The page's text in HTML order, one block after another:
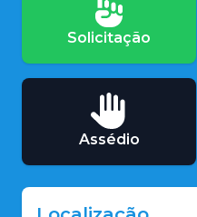
Solicitação
Assédio